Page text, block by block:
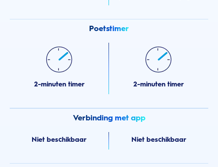
Poetstimer
2-minuten timer 2-minuten timer
Verbinding met app
Niet beschikbaar Niet beschikbaar